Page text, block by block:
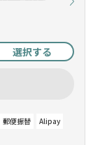
選択する
郵便振替
Alipay